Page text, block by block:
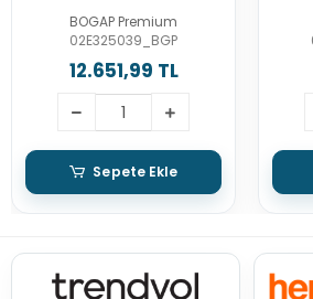
Yeti-A3BOGAP Premium
02E325039_BGP
12.651,99 TL
Sepete Ekle